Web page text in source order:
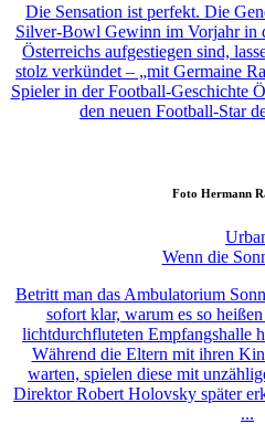
Die Sensation ist perfekt. Die
Silver-Bowl Gewinn im Vorjahr in
Österreichs aufgestiegen sind,
stolz verkündet – „mit Germaine
Spieler in der Football-Geschichte
den neuen Football-Star
Foto Hermann
Wenn die
Betritt man das Ambulatorium
sofort klar, warum es so
lichtdurchfluteten Empfangshalle
Während die Eltern mit ihren
warten, spielen diese mit
Direktor Robert Holovsky später
...